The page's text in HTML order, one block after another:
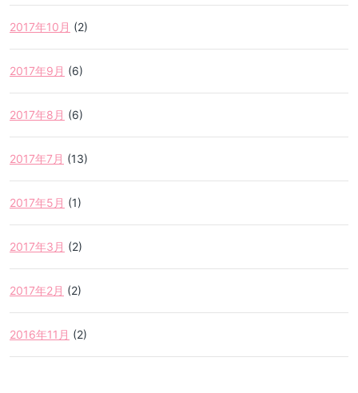
2017年10月 (2)
2017年9月 (6)
2017年8月 (6)
2017年7月 (13)
2017年5月 (1)
2017年3月 (2)
2017年2月 (2)
2016年11月 (2)